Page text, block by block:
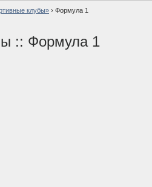
клубы» › Формула 1
:: Формула 1